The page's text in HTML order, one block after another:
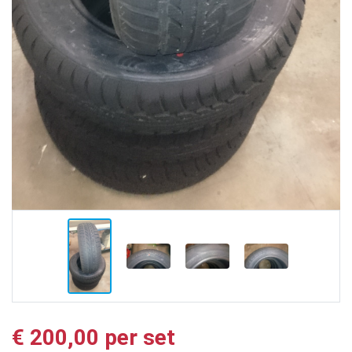
€ 200,00 per set